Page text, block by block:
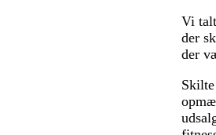
Vi
der
der